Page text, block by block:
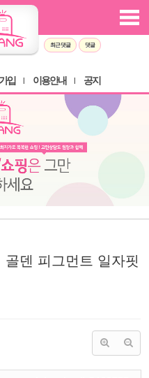
최근 댓글 댓글
입 이용안내 공지
덴 피그먼트 일자핏